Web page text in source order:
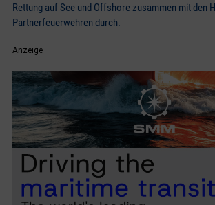
Rettung auf See und Offshore zusammen mit den
Partnerfeuerwehren durch.
Anzeige